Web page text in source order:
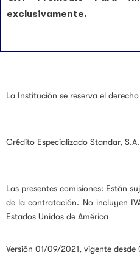
exclusivamente.
La Institución se reserva el
Crédito Especializado Standar, S.A.
Las presentes comisiones: Están
de la contratación. No incluyen
Estados Unidos de América
Versión 01/09/2021, vigente